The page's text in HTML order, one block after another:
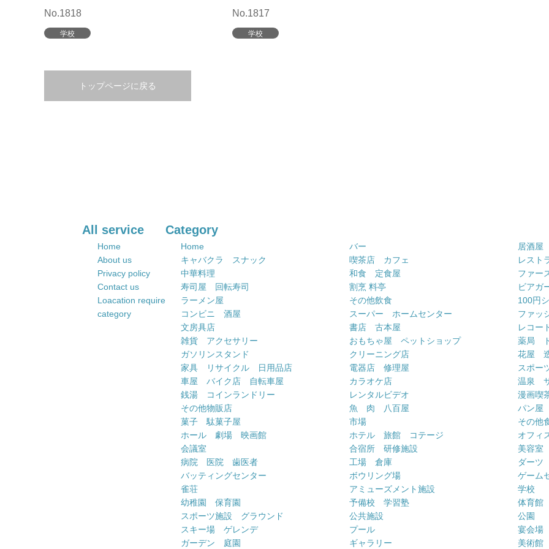
No.1818
学校
No.1817
学校
トップページに戻る
All service
Home
About us
Privacy policy
Contact us
Loacation require
category
Category
Home バー
居酒屋
キャバクラ スナック
喫茶店 カフェ
レスト
中華料理
和食 定食屋
ファー
寿司屋 回転寿司
割烹 料亭
ビアガ
ラーメン屋
その他飲食
100円
コンビニ 酒屋
スーパー ホームセンター
ファッ
文房具店
書店 古本屋
レコー
雑貨 アクセサリー
おもちゃ屋 ペットショップ
薬局
ガソリンスタンド
クリーニング店
花屋
家具 リサイクル 日用品店
電器店 修理屋
スポー
車屋 バイク店 自転車屋
カラオケ店
温泉
銭湯 コインランドリー
レンタルビデオ
漫画喫
その他物販店
魚 肉 八百屋
パン屋
菓子 駄菓子屋
市場
その他
ホール 劇場 映画館
ホテル 旅館 コテージ
オフィ
会議室
合宿所 研修施設
美容室
病院 医院 歯医者
工場 倉庫
ダーツ
バッティングセンター
ボウリング場
ゲーム
雀荘
アミューズメント施設
学校
幼稚園 保育園
予備校 学習塾
体育館
スポーツ施設 グラウンド
公共施設
公園
スキー場 ゲレンデ
プール
宴会場
ガーデン 庭園
ギャラリー 美術館